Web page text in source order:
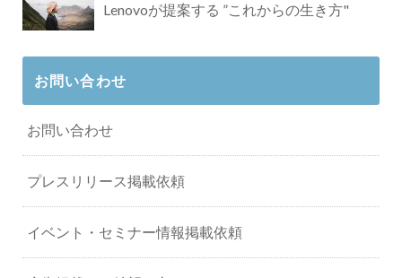
Lenovoが提案する ”これからの生き方"
お問い合わせ
お問い合わせ
プレスリリース掲載依頼
イベント・セミナー情報掲載依頼